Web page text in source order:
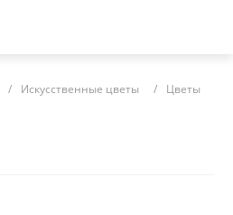
/ Искусственные цветы /
Цветы